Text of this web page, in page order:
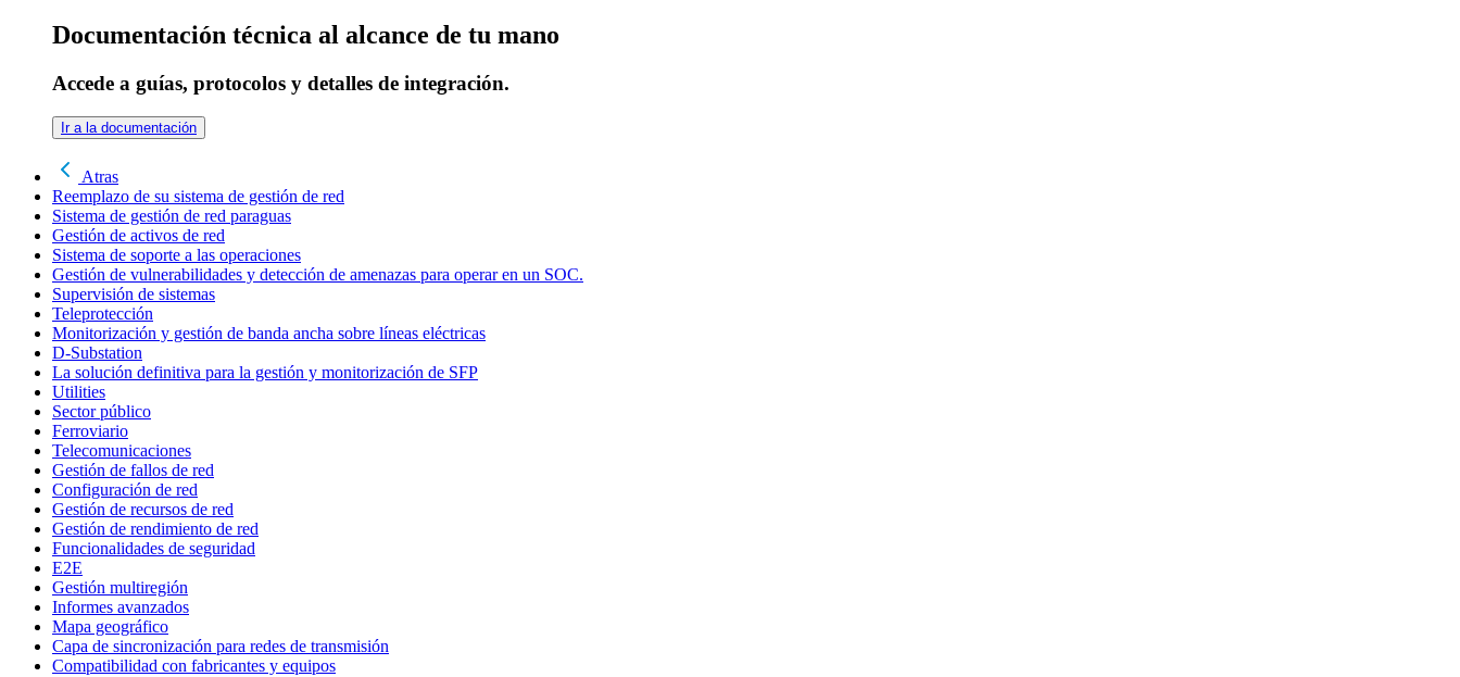
Documentación técnica al alcance de tu mano
Accede a guías, protocolos y detalles de integración.
Ir a la documentación
Atras
Reemplazo de su sistema de gestión de red
Sistema de gestión de red paraguas
Gestión de activos de red
Sistema de soporte a las operaciones
Gestión de vulnerabilidades y detección de amenazas para operar en un SOC.
Supervisión de sistemas
Teleprotección
Monitorización y gestión de banda ancha sobre líneas eléctricas
D-Substation
La solución definitiva para la gestión y monitorización de SFP
Utilities
Sector público
Ferroviario
Telecomunicaciones
Gestión de fallos de red
Configuración de red
Gestión de recursos de red
Gestión de rendimiento de red
Funcionalidades de seguridad
E2E
Gestión multiregión
Informes avanzados
Mapa geográfico
Capa de sincronización para redes de transmisión
Compatibilidad con fabricantes y equipos